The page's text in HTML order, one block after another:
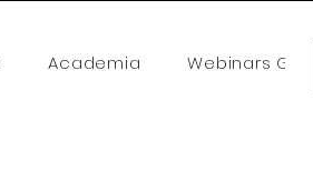
Academia Webinars